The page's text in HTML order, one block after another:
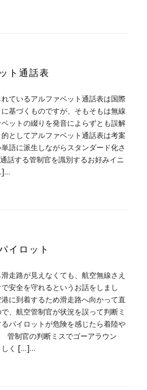
ト通話表
ているアルファベット通話表は国際
基づくものですが、そもそもは無線
ットの綴りを発音によらずとも誤解
としてアルファベット通話表は考案
語に派生しながらスタンダード化さ
話する管制官を識別するお好みイニ
イロット
走路が見えなくても、航空無線さえ
安全を守れるというお話をしまし
に到着するため滑走路へ向かって直
、航空管制官が状況を誤って判断ミ
パイロットが危険を感じたら着陸や
管制官の判断ミスでゴーアラウン
しく […]…